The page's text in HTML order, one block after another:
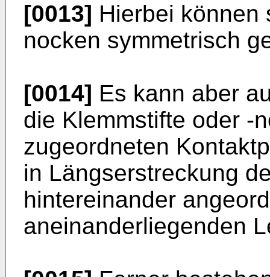
[0013] Hierbei können
nocken symmetrisch
[0014] Es kann aber
die Klemmstifte oder -
zugeordneten
in Längserstreckung
hintereinander
aneinanderliegenden